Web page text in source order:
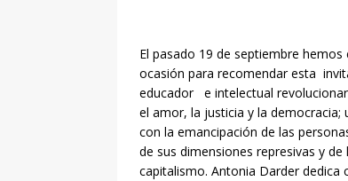
El pasado 19 de septiembre
ocasión para recomendar esta
educador e intelectual
el amor, la justicia y la
con la emancipación de las
de sus dimensiones represivas y
capitalismo. Antonia Darder dedica